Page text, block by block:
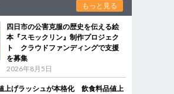
もっと見る
四日市の公害克服の歴史を伝える絵
本『スモックリン』制作プロジェク
ト クラウドファンディングで支援
を募集
2026年8月5日
上げラッシュが本格化 飲食料品値上